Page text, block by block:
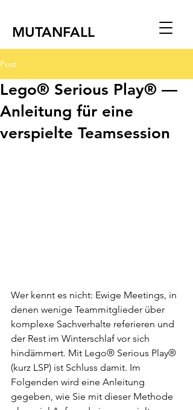
MUTANFALL
Post
Lego® Serious Play® —
Anleitung für eine
verspielte Teamsession
Wer kennt es nicht: Ewige Meetings, in
denen wenige Teammitglieder über
komplexe Sachverhalte referieren und
der Rest im Winterschlaf vor sich
hindämmert. Mit Lego® Serious Play®
(kurz LSP) ist Schluss damit. Im
Folgenden wird eine Anleitung
gegeben, wie Sie mit dieser Methode